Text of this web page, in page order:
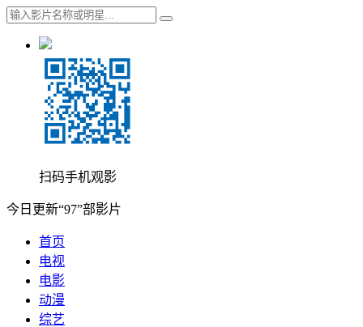
扫码手机观影
今日更新“97”部影片
首页
电视
电影
动漫
综艺